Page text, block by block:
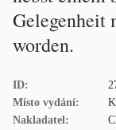
Gelegenheit
worden.
ID:
Místo vydání:
Nakladatel: